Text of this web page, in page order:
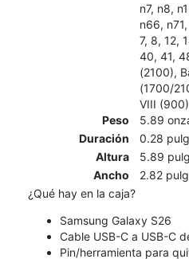
n7, n8,
n66,
7, 8, 12,
40, 41,
(2100),
(1700/
VIII (900)
Peso
5.89
Duración
0.28
Altura
5.89
Ancho
2.82
¿Qué hay en la caja?
Samsung Galaxy S26
Cable USB-C a USB-C
Pin/herramienta para